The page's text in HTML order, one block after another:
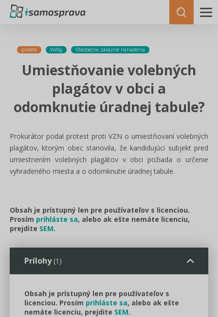
protest Voľby Všeobecne záväzné nariadenia
Umiestňovanie volebných
plagátov v obci a
odomknutie úradnej tabule?
Prokurátor podal protest proti VZN o umiestňovaní volebných
plagátov, ktorým obec stanovila, že kandidujúci subjekt pred
umiestnením volebných plagátov v obci požiada o určenie
vyhradeného miesta a o odomknutie úradnej tabule.
Obsah je prístupný len pre používateľov s licenciou.
Prosím prihláste sa, alebo ak ešte nemáte licenciu,
prejdite SEM.
Prílohy (1)
Obsah je prístupný len pre používateľov s
licenciou. Prosím prihláste sa, alebo ak ešte
nemáte licenciu, prejdite SEM.